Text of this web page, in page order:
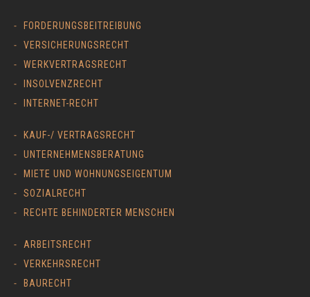
FORDERUNGSBEITREIBUNG
VERSICHERUNGSRECHT
WERKVERTRAGSRECHT
INSOLVENZRECHT
INTERNET-RECHT
KAUF-/ VERTRAGSRECHT
UNTERNEHMENSBERATUNG
MIETE UND WOHNUNGSEIGENTUM
SOZIALRECHT
RECHTE BEHINDERTER MENSCHEN
ARBEITSRECHT
VERKEHRSRECHT
BAURECHT